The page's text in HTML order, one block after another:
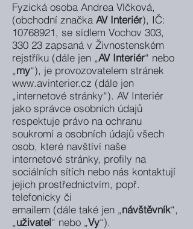
Fyzická osoba Andrea Vlčková,
(obchodní značka AV Interiér), IČ:
10768921, se sídlem Vochov 303,
330 23 zapsaná v Živnostenském
rejstříku (dále jen „AV Interiér“ nebo
„my“), je provozovatelem stránek
www.avinterier.cz (dále jen
„internetové stránky“). AV Interiér
jako správce osobních údajů
respektuje právo na ochranu
soukromí a osobních údajů všech
osob, které navštíví naše
internetové stránky, profily na
sociálních sítích nebo nás kontaktují
jejich prostřednictvím, popř.
telefonicky či
emailem (dále také jen „návštěvník“,
„uživatel“ nebo „Vy“).